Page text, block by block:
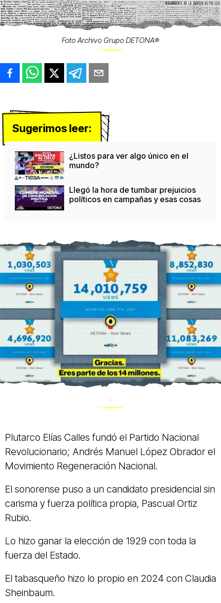
Foto Archivo Grupo DETONA®️
Sugerimos leer:
¿Listos para ver algo único en el
mundo?
Llegó la hora de tumbar prejuicios
políticos en campañas y esas cosas
.
Plutarco Elías Calles fundó el Partido Nacional
Revolucionario; Andrés Manuel López Obrador el
Movimiento Regeneración Nacional.
El sonorense puso a un candidato presidencial sin
carisma y fuerza política propia, Pascual Ortiz
Rubio.
Lo hizo ganar la elección de 1929 con toda la
fuerza del Estado.
El tabasqueño hizo lo propio en 2024 con Claudia
Sheinbaum.